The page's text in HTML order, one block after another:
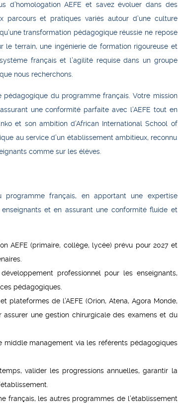
d’homologation AEFE et savez évoluer dans des
parcours et pratiques variés autour d’une culture
transformation pédagogique réussie ne repose
le terrain, une ingénierie de formation rigoureuse et
français et l’agilité requise dans un groupe
nous recherchons.
du programme français. Votre mission
une conformité parfaite avec l’AEFE tout en
et son ambition d’African International School of
au service d’un établissement ambitieux, reconnu
comme sur les élèves.
français, en apportant une expertise
et en assurant une conformité fluide et
AEFE (primaire, collège, lycée) prévu pour 2027 et
professionnel pour les enseignants,
pédagogiques.
plateformes de l’AEFE (Orion, Atena, Agora Monde,
assurer une gestion chirurgicale des examens et du
middle management via les référents pédagogiques
valider les progressions annuelles, garantir la
français, les autres programmes de l’établissement